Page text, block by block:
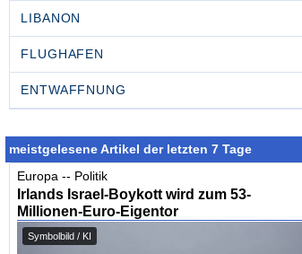
LIBANON
FLUGHAFEN
ENTWAFFNUNG
meistgelesene Artikel der letzten 7 Tage
Europa -- Politik
Irlands Israel-Boykott wird zum 53-
Millionen-Euro-Eigentor
Symbolbild / KI